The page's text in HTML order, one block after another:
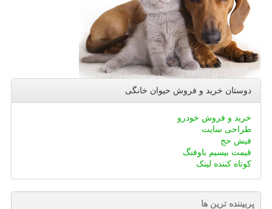
دوستان خرید و فروش حیوان خانگی
خرید و فروش خودرو
طراحی سایت
فیش حج
قیمت بیسیم باوفنگ
کوتاه کننده لینک
پربیننده ترین ها